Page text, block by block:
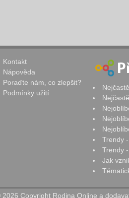
Kontakt
Nápověda
Poraďte nám, co zlepšit?
Podmínky užití
Trendy
Trendy
Jak
2026 Copyright Rodina Online a